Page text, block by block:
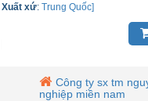
Xuất xứ: Trung Quốc]
Công ty sx tm
nghiệp miền nam